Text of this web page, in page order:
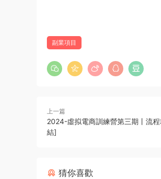
副業項目
上一篇
2024-虛拟電商訓練營第三期丨流
結]
猜你喜歡